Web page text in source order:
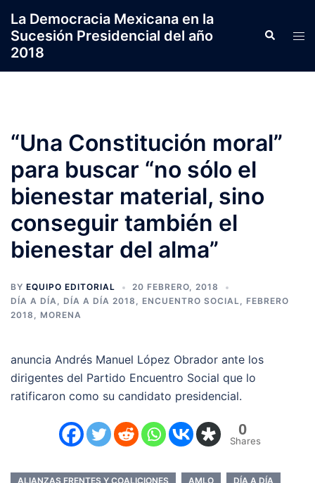
contenido
La Democracia Mexicana en la
Sucesión Presidencial del año
2018
Search
“Una Constitución moral”
para buscar “no sólo el
bienestar material, sino
conseguir también el
bienestar del alma”
BY EQUIPO EDITORIAL
20 FEBRERO, 2018
DÍA A DÍA, DÍA A DÍA 2018 , ENCUENTRO SOCIAL, FEBRERO
2018 , MORENA
anuncia Andrés Manuel López Obrador ante los
dirigentes del Partido Encuentro Social que lo
ratificaron como su candidato presidencial.
0
Shares
ALIANZAS FRENTES Y COALICIONES AMLO
DÍA A DÍA